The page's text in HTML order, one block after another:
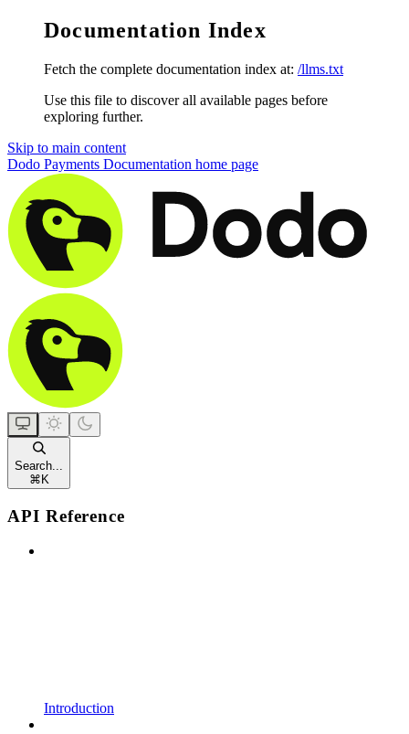
Documentation Index
Fetch the complete documentation index at: /llms.txt
Use this file to discover all available pages before
exploring further.
Skip to main content
Dodo Payments Documentation home page
Search...
⌘ K
API Reference
Introduction